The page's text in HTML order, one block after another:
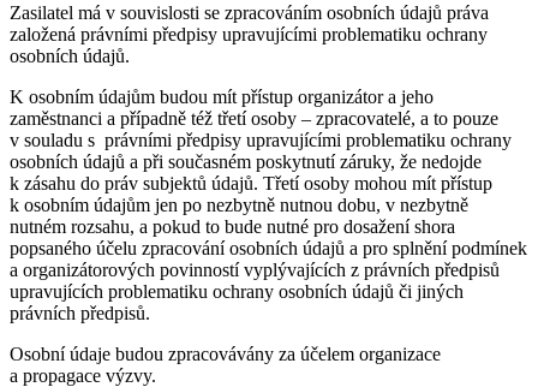
Zasilatel má v souvislosti se zpracováním osobních údajů práva
založená právními předpisy upravujícími problematiku ochrany
osobních údajů.
K osobním údajům budou mít přístup organizátor a jeho
zaměstnanci a případně též třetí osoby – zpracovatelé, a to pouze
v souladu s právními předpisy upravujícími problematiku ochrany
osobních údajů a při současném poskytnutí záruky, že nedojde
k zásahu do práv subjektů údajů. Třetí osoby mohou mít přístup
k osobním údajům jen po nezbytně nutnou dobu, v nezbytně
nutném rozsahu, a pokud to bude nutné pro dosažení shora
popsaného účelu zpracování osobních údajů a pro splnění podmínek
a organizátorových povinností vyplývajících z právních předpisů
upravujících problematiku ochrany osobních údajů či jiných
právních předpisů.
Osobní údaje budou zpracovávány za účelem organizace
a propagace výzvy.